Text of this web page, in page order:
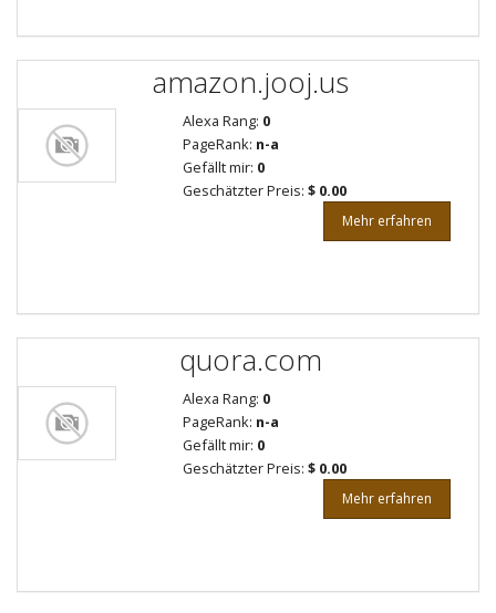
amazon.jooj.us
Alexa Rang: 0
PageRank: n-a
Gefällt mir: 0
Geschätzter Preis: $ 0.00
Mehr erfahren
quora.com
Alexa Rang: 0
PageRank: n-a
Gefällt mir: 0
Geschätzter Preis: $ 0.00
Mehr erfahren